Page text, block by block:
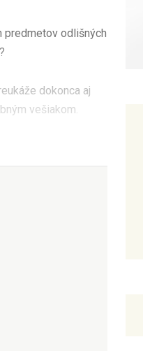
predmetov odlišných
dokonca aj
vešiakom.